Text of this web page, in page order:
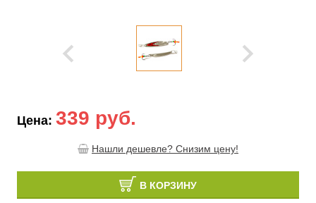
Цена: 339 руб.
Нашли дешевле? Снизим цену!
В КОРЗИНУ